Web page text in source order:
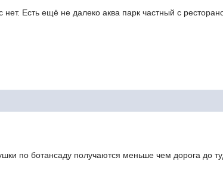
Есть ещё не далеко аква парк частный с
по ботансаду получаются меньше чем дорога до